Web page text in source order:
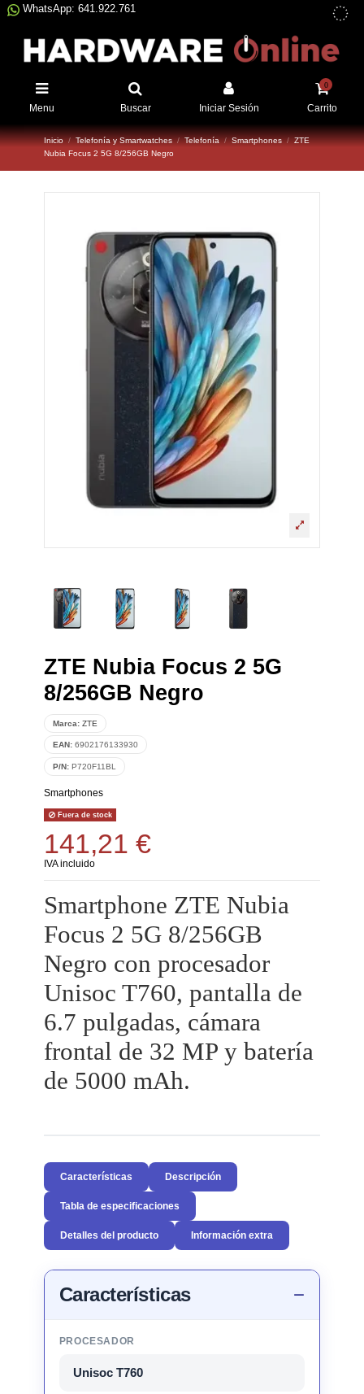
WhatsApp: 641.922.761
Menu Buscar Iniciar Sesión
0
Carrito
Inicio Telefonía y Smartwatches Telefonía Smartphones
ZTE
Nubia Focus 2 5G 8/256GB Negro
ZTE Nubia Focus 2 5G
8/256GB Negro
Marca: ZTE
EAN: 6902176133930
P/N: P720F11BL
Smartphones
Fuera de stock
141,21 €
IVA incluido
Smartphone ZTE Nubia
Focus 2 5G 8/256GB
Negro con procesador
Unisoc T760, pantalla de
6.7 pulgadas, cámara
frontal de 32 MP y batería
de 5000 mAh.
Características Descripción
Tabla de especificaciones
Detalles del producto Información extra
Características
PROCESADOR
Unisoc T760